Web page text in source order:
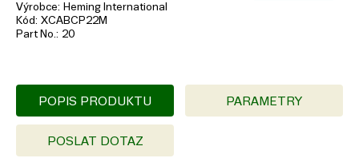
Výrobce
Heming International
Kód XCABCP22M
Part No. 20
POPIS PRODUKTU PARAMETRY
POSLAT DOTAZ